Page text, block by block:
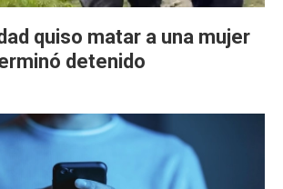
quiso matar a una mujer
detenido